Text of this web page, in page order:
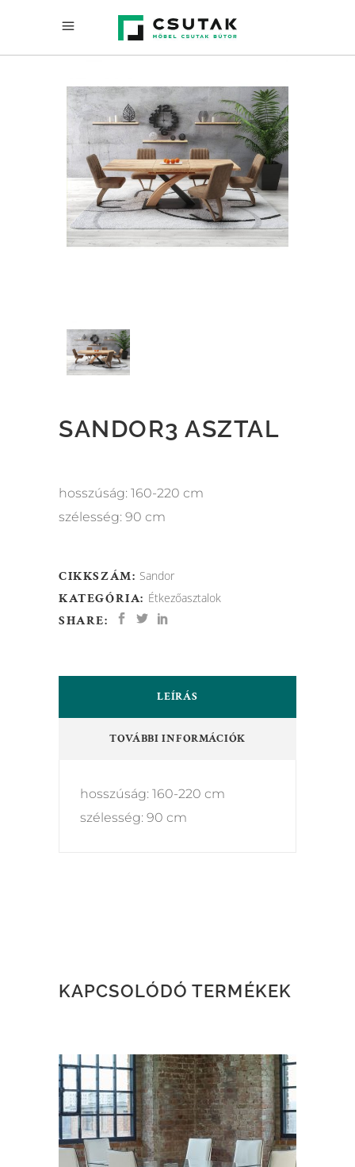
SANDOR3 ASZTAL
hosszúság: 160-220 cm
szélesség: 90 cm
CIKKSZÁM: Sandor
KATEGÓRIA: Étkezőasztalok
SHARE:
LEÍRÁS
TOVÁBBI INFORMÁCIÓK
hosszúság: 160-220 cm
szélesség: 90 cm
KAPCSOLÓDÓ TERMÉKEK